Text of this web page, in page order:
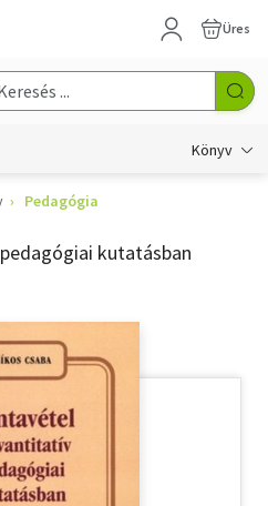
Üres
Könyv
Pedagógia
kutatásban